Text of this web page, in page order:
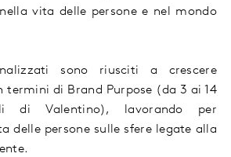
nella vita delle persone e nel mondo
sono riusciti a crescere
termini di Brand Purpose (da 3 ai 14
di Valentino), lavorando per
delle persone sullesfere legate alla